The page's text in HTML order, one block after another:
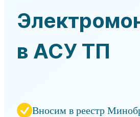
в АСУ ТП
Вносим в реестр